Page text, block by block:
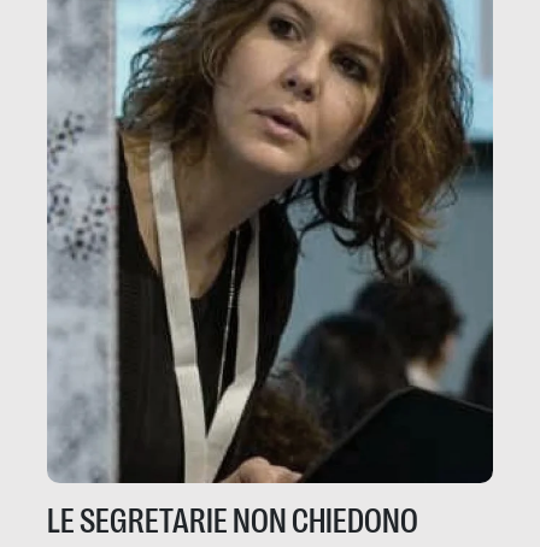
LE SEGRETARIE NON CHIEDONO